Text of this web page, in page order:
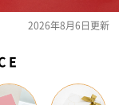
2026年8月6日更新